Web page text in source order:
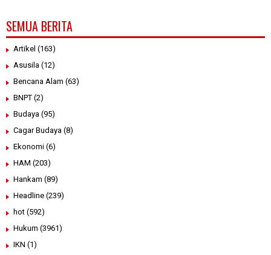
SEMUA BERITA
Artikel (163)
Asusila (12)
Bencana Alam (63)
BNPT (2)
Budaya (95)
Cagar Budaya (8)
Ekonomi (6)
HAM (203)
Hankam (89)
Headline (239)
hot (592)
Hukum (3961)
IKN (1)